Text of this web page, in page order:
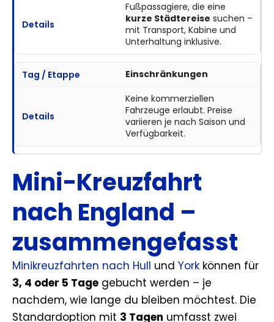
Fußpassagiere, die eine
kurze Städtereise suchen –
mit Transport, Kabine und
Unterhaltung inklusive.
Einschränkungen
Keine kommerziellen
Fahrzeuge erlaubt. Preise
variieren je nach Saison und
Verfügbarkeit.
Mini-Kreuzfahrt
nach England –
zusammengefasst
Minikreuzfahrten nach Hull und York können für
3, 4 oder 5 Tage gebucht werden – je
nachdem, wie lange du bleiben möchtest. Die
Standardoption mit 3 Tagen umfasst zwei